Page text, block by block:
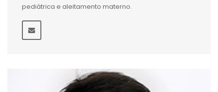
pediátrica e aleitamento materno.